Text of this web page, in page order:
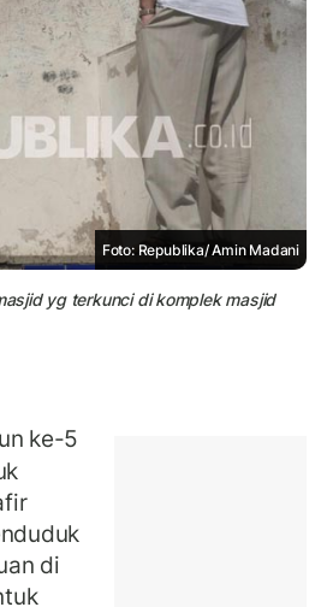
Foto: Republika/ Amin Madani
yg terkunci di komplek masjid
ke-5
di